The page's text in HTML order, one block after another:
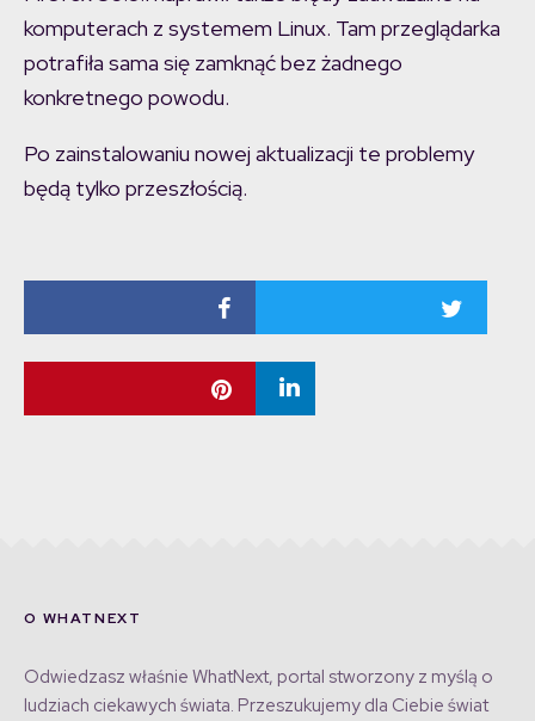
komputerach z systemem Linux. Tam przeglądarka
potrafiła sama się zamknąć bez żadnego
konkretnego powodu.
Po zainstalowaniu nowej aktualizacji te problemy
będą tylko przeszłością.
O WHATNEXT
Odwiedzasz właśnie WhatNext, portal stworzony z myślą o
ludziach ciekawych świata. Przeszukujemy dla Ciebie świat